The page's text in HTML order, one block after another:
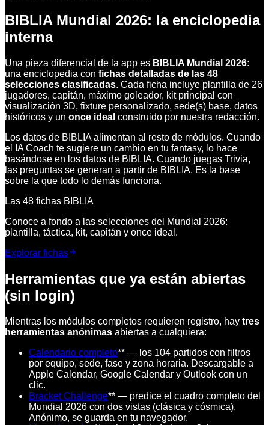
BIBLIA Mundial 2026: la enciclopedia
interna
Una pieza diferencial de la app es BIBLIA Mundial 2026:
una enciclopedia con fichas detalladas de las 48
selecciones clasificadas. Cada ficha incluye plantilla de 26
jugadores, capitán, máximo goleador, kit principal con
visualización 3D, fixture personalizado, sede(s) base, datos
históricos y un once ideal construido por nuestra redacción.
Los datos de BIBLIA alimentan al resto de módulos. Cuando
el IA Coach te sugiere un cambio en tu fantasy, lo hace
basándose en los datos de BIBLIA. Cuando juegas Trivia,
las preguntas se generan a partir de BIBLIA. Es la base
sobre la que todo lo demás funciona.
Las 48 fichas BIBLIA
Conoce a fondo a las selecciones del Mundial 2026:
plantilla, táctica, kit, capitán y once ideal.
Explorar fichas
Herramientas que ya están abiertas
(sin login)
Mientras los módulos completos requieren registro, hay tres
herramientas anónimas abiertas a cualquiera:
Calendario completo** — los 104 partidos con filtros
por equipo, sede, fase y zona horaria. Descargable a
Apple Calendar, Google Calendar y Outlook con un
clic.
Bracket Challenge** — predice el cuadro completo del
Mundial 2026 con dos vistas (clásica y cósmica).
Anónimo, se guarda en tu navegador.